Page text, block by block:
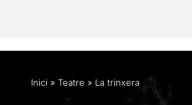
Inici » Teatre » La trinxera